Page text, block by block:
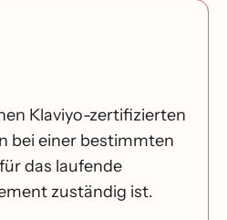
Klaviyo-zertifizierten
bei einer bestimmten
das laufende
zuständig ist.